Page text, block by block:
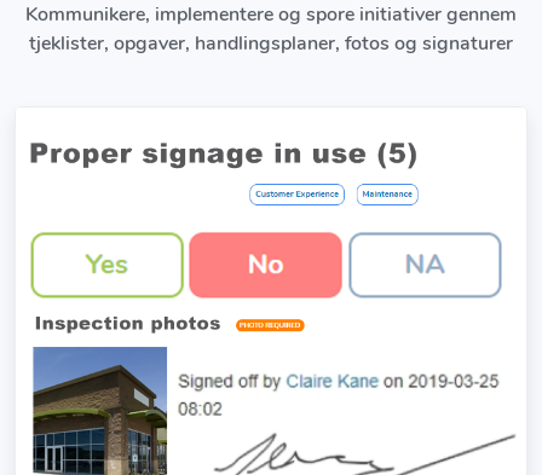
Kommunikere, implementere og spore initiativer gennem
tjeklister, opgaver, handlingsplaner, fotos og signaturer